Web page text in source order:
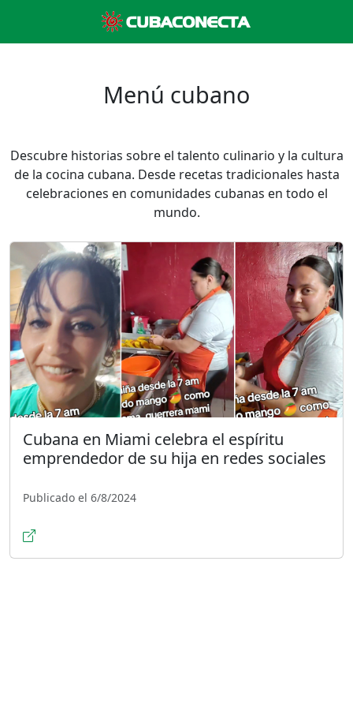
Menú cubano
Descubre historias sobre el talento culinario y la cultura
de la cocina cubana. Desde recetas tradicionales hasta
celebraciones en comunidades cubanas en todo el
mundo.
Cubana en Miami celebra el espíritu
emprendedor de su hija en redes sociales
Publicado el 6/8/2024